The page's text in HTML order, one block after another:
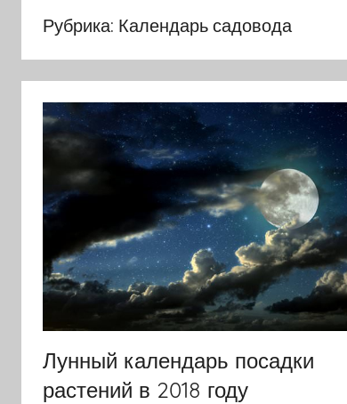
Рубрика: Календарь садовода
Лунный календарь посадки
растений в 2018 году